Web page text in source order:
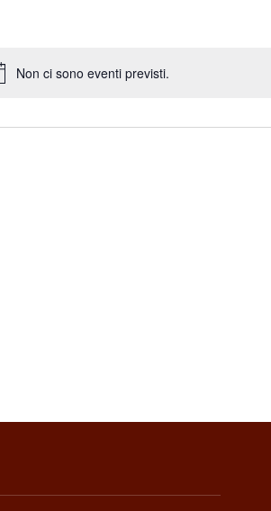
Non ci sono eventi previsti.